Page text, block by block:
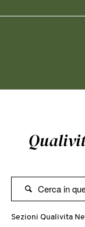

Sezioni Qualivita